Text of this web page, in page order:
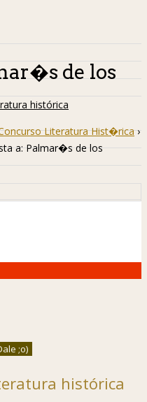
histórica
de los
Literatura Hist�rica ›
a: Palmar�s de los
histórica